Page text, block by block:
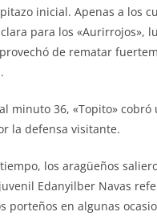
inicial. Apenas a los
para los «Aurirrojos»,
de rematar
minuto 36, «Topito»
la defensa visitante.
los aragüeños
Edanyilber Navas
porteños en algunas